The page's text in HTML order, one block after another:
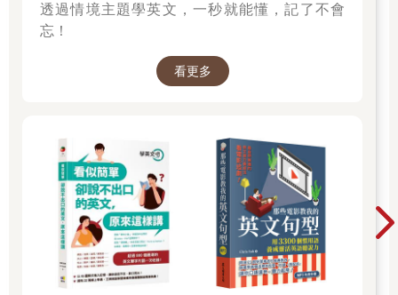
透過情境主題學英文，一秒就能懂，記了不會
忘！
看更多